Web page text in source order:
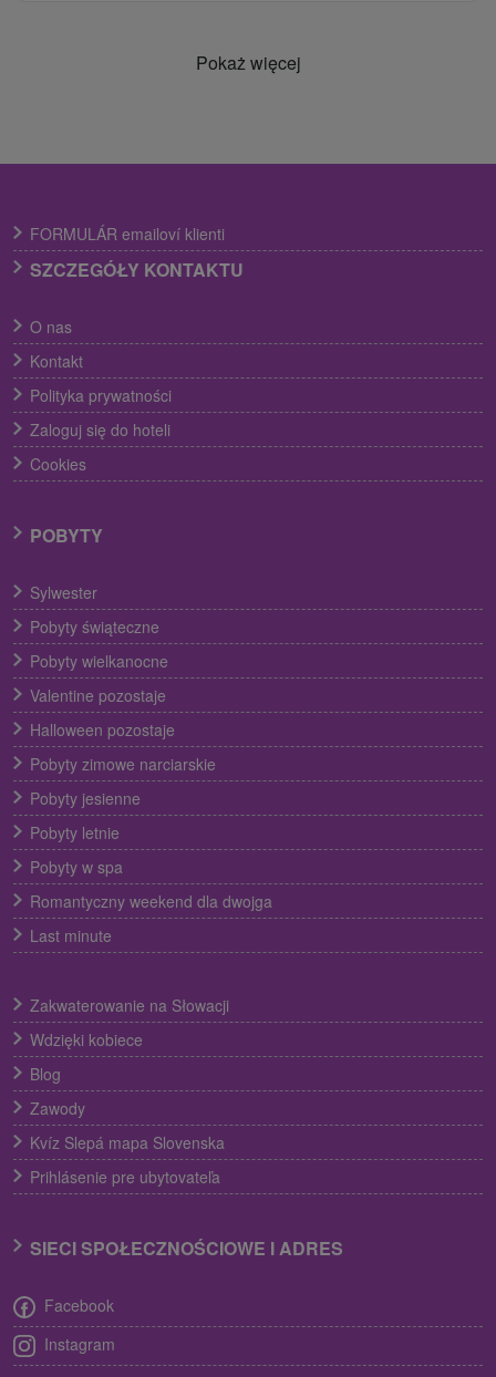
Pokaż więcej
FORMULÁR emailoví klienti
SZCZEGÓŁY KONTAKTU
O nas
Kontakt
Polityka prywatności
Zaloguj się do hoteli
Cookies
POBYTY
Sylwester
Pobyty świąteczne
Pobyty wielkanocne
Valentine pozostaje
Halloween pozostaje
Pobyty zimowe narciarskie
Pobyty jesienne
Pobyty letnie
Pobyty w spa
Romantyczny weekend dla dwojga
Last minute
Zakwaterowanie na Słowacji
Wdzięki kobiece
Blog
Zawody
Kvíz Slepá mapa Slovenska
Prihlásenie pre ubytovateľa
SIECI SPOŁECZNOŚCIOWE I ADRES
Facebook
Instagram